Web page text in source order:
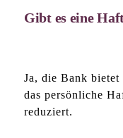
Gibt es eine
Ja, die Bank
das persönliche
reduziert.